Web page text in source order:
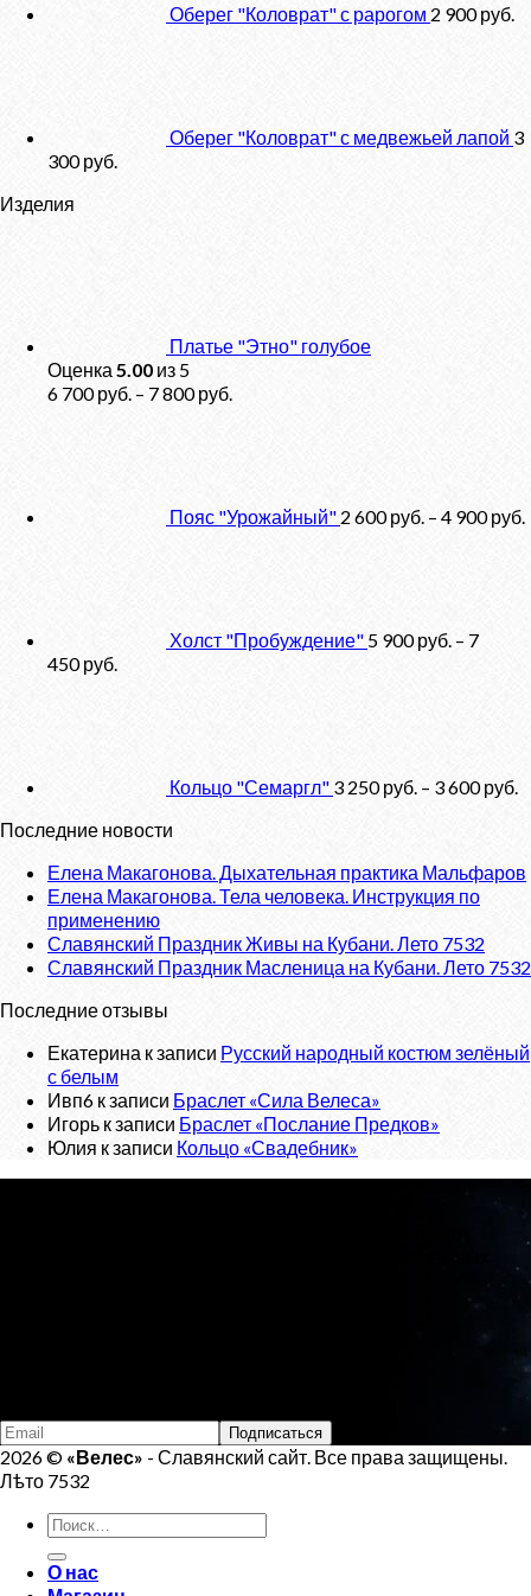
Оберег "Коловрат" с рарогом 2 900руб.
Оберег "Коловрат" с медвежьей лапой 3
300руб.
Изделия
Платье "Этно" голубое
Оценка 5.00 из 5
6 700руб. – 7 800руб.
Пояс "Урожайный" 2 600руб. – 4 900руб.
Холст "Пробуждение" 5 900руб. – 7
450руб.
Кольцо "Семаргл" 3 250руб. – 3 600руб.
Последние новости
Елена Макагонова. Дыхательная практика Мальфаров
Елена Макагонова. Тела человека. Инструкция по
применению
Славянский Праздник Живы на Кубани. Лето 7532
Славянский Праздник Масленица на Кубани. Лето 7532
Последние отзывы
Екатерина к записи Русский народный костюм зелёный
с белым
Ивп6 к записи Браслет «Сила Велеса»
Игорь к записи Браслет «Послание Предков»
Юлия к записи Кольцо «Свадебник»
2026 © «Велес» - Славянский сайт. Все права защищены.
Лѣто 7532
Искать:
О нас